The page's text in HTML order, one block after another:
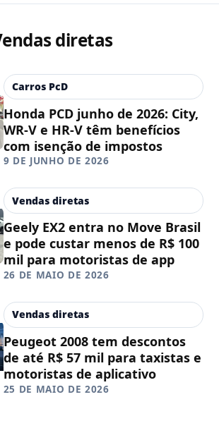
diretas
Carros PcD
Honda PCD junho de 2026: City,
WR-V e HR-V têm benefícios
com isenção de impostos
9 DE JUNHO DE 2026
Vendas diretas
Geely EX2 entra no Move Brasil
e pode custar menos de R$ 100
mil para motoristas de app
26 DE MAIO DE 2026
Vendas diretas
Peugeot 2008 tem descontos
de até R$ 57 mil para taxistas e
motoristas de aplicativo
25 DE MAIO DE 2026